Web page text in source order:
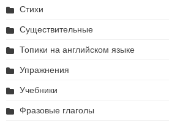
Стихи
Существительные
Топики на английском языке
Упражнения
Учебники
Фразовые глаголы